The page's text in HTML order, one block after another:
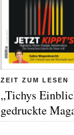
ZEIT ZUM LESEN
„Tichys
gedruckte